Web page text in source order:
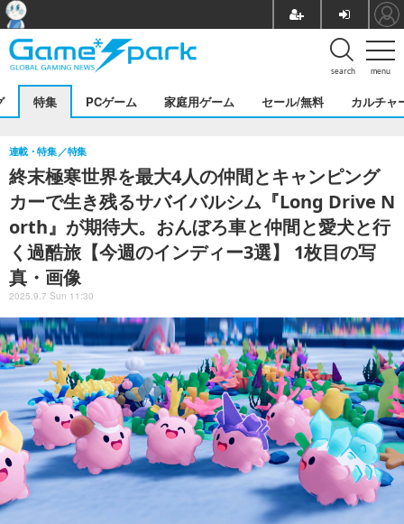
menu
search
特集 PCゲーム 家庭用ゲーム セール/無料 カルチャ
終末極寒世界を最大4人の仲間とキャンピング
カーで生き残るサバイバルシム『Long Drive N
orth』が期待大。おんぼろ車と仲間と愛犬と行
く過酷旅【今週のインディー3選】 1枚目の写
真・画像
連載・特集 特集
2025.9.7 Sun 11:30